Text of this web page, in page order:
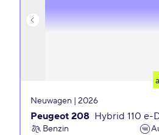
Neuwagen | 2026
Peugeot 208 Hybrid 110 e-
Benzin